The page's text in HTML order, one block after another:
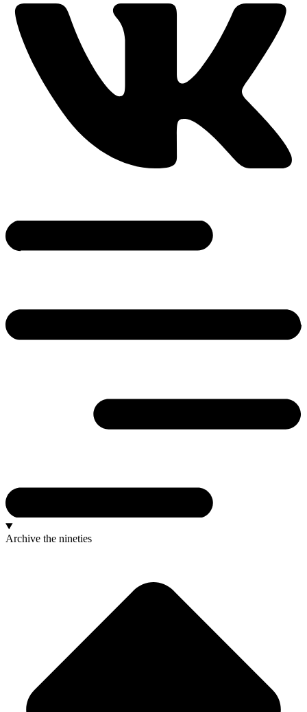
Archive the nineties